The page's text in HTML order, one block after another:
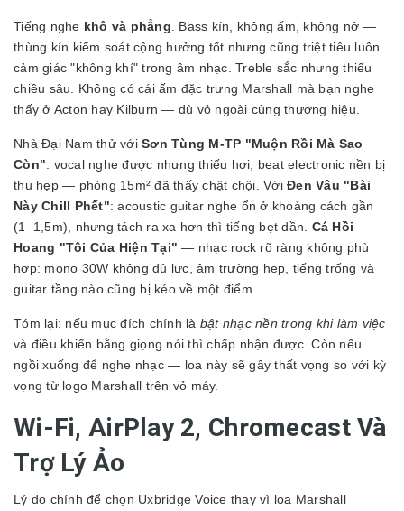
Tiếng nghe khô và phẳng . Bass kín, không ấm, không nở —
thùng kín kiểm soát cộng hưởng tốt nhưng cũng triệt tiêu luôn
cảm giác "không khí" trong âm nhạc. Treble sắc nhưng thiếu
chiều sâu. Không có cái ấm đặc trưng Marshall mà bạn nghe
thấy ở Acton hay Kilburn — dù vỏ ngoài cùng thương hiệu.
Nhà Đại Nam thử với Sơn Tùng M-TP "Muộn Rồi Mà Sao
Còn": vocal nghe được nhưng thiếu hơi, beat electronic nền bị
thu hẹp — phòng 15m² đã thấy chật chội. Với Đen Vâu "Bài
Này Chill Phết": acoustic guitar nghe ổn ở khoảng cách gần
(1–1,5m), nhưng tách ra xa hơn thì tiếng bẹt dần. Cá Hồi
Hoang "Tôi Của Hiện Tại" — nhạc rock rõ ràng không phù
hợp: mono 30W không đủ lực, âm trường hẹp, tiếng trống và
guitar tầng nào cũng bị kéo về một điểm.
Tóm lại: nếu mục đích chính là bật nhạc nền trong khi làm việc
và điều khiển bằng giọng nói thì chấp nhận được. Còn nếu
ngồi xuống để nghe nhạc — loa này sẽ gây thất vọng so với kỳ
vọng từ logo Marshall trên vỏ máy.
Wi-Fi, AirPlay 2, Chromecast Và
Trợ Lý Ảo
Lý do chính để chọn Uxbridge Voice thay vì loa Marshall